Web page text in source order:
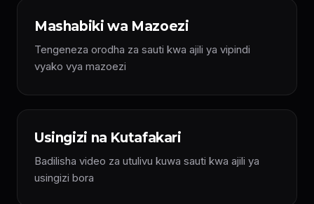
Mashabiki wa Mazoezi
Tengeneza orodha za sauti kwa ajili ya vipindi
vyako vya mazoezi
Usingizi na Kutafakari
Badilisha video za utulivu kuwa sauti kwa ajili ya
usingizi bora